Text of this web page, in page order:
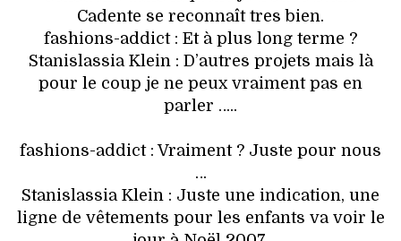
Cadente se reconnaît tres bien.
fashions-addict : Et à plus long terme ?
Stanislassia Klein : D’autres projets mais là
pour le coup je ne peux vraiment pas en
parler …..
fashions-addict : Vraiment ? Juste pour nous
…
Stanislassia Klein : Juste une indication, une
ligne de vêtements pour les enfants va voir le